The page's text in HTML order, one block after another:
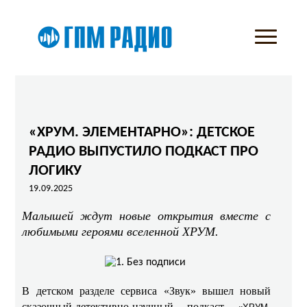
«ХРУМ. ЭЛЕМЕНТАРНО»: ДЕТСКОЕ
РАДИО ВЫПУСТИЛО ПОДКАСТ ПРО
ЛОГИКУ
19.09.2025
Малышей ждут новые открытия вместе с
любимыми героями вселенной ХРУМ.
В детском разделе сервиса «Звук» вышел новый